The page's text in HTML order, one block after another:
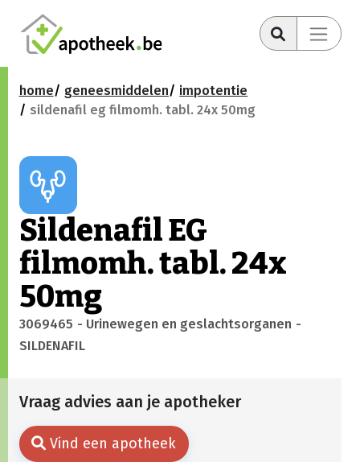
home geneesmiddelen
impotentie
sildenafil eg filmomh. tabl. 24x 50mg
Sildenafil EG
filmomh. tabl. 24x
50mg
3069465 - Urinewegen en geslachtsorganen -
SILDENAFIL
Vraag advies aan je apotheker
Vind een apotheek